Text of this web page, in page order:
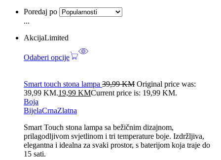
Poredaj po
...
AkcijaLimited
Odaberi opcije
Smart touch stona lampa 39,99KM Original price was:
39,99 KM.19,99 KMCurrent price is: 19,99 KM.
Boja
BijelaCrnaZlatna
Smart Touch stona lampa sa bežičnim dizajnom,
prilagodljivom svjetlinom i tri temperature boje. Izdržljiva,
elegantna i idealna za svaki prostor, s baterijom koja traje do
15 sati.